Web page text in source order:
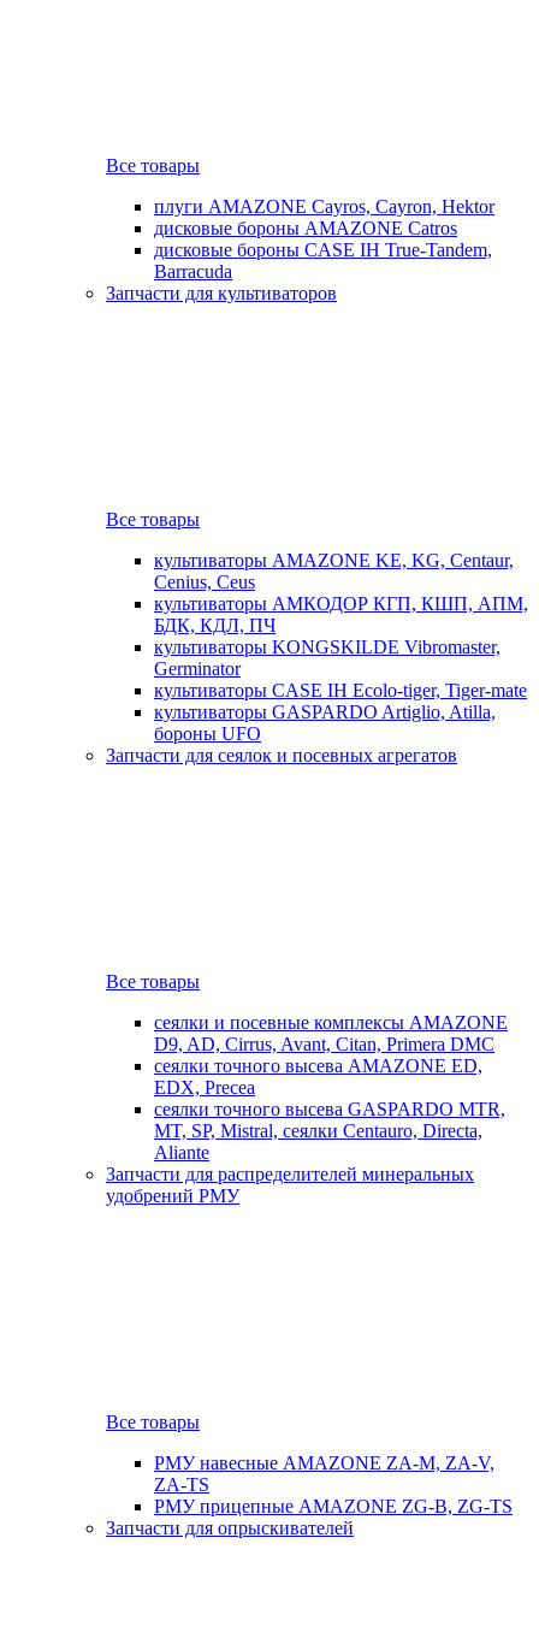
Все товары
плуги AMAZONE Cayros, Cayron, Hektor
дисковые бороны AMAZONE Catros
дисковые бороны CASE IH True-Tandem,
Barracuda
Запчасти для культиваторов
Все товары
культиваторы AMAZONE KE, KG, Centaur,
Cenius, Ceus
культиваторы АМКОДОР КГП, КШП, АПМ,
БДК, КДЛ, ПЧ
культиваторы KONGSKILDE Vibromaster,
Germinator
культиваторы CASE IH Ecolo-tiger, Tiger-mate
культиваторы GASPARDO Artiglio, Atilla,
бороны UFO
Запчасти для сеялок и посевных агрегатов
Все товары
сеялки и посевные комплексы AMAZONE
D9, AD, Cirrus, Avant, Citan, Primera DMC
сеялки точного высева AMAZONE ED,
EDX, Precea
сеялки точного высева GASPARDO MTR,
MT, SP, Mistral, сеялки Centauro, Directa,
Aliante
Запчасти для распределителей минеральных
удобрений РМУ
Все товары
РМУ навесные AMAZONE ZA-M, ZA-V,
ZA-TS
РМУ прицепные AMAZONE ZG-B, ZG-TS
Запчасти для опрыскивателей